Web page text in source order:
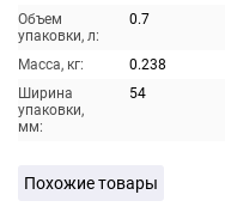
Объем
упаковки, л:
0.7
Масса, кг:
0.238
Ширина
упаковки,
мм:
54
Похожие товары